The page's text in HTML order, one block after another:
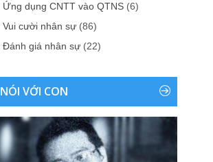
Ứng dụng CNTT vào QTNS (6)
Vui cười nhân sự (86)
Đánh giá nhân sự (22)
NÓI VỚI CON